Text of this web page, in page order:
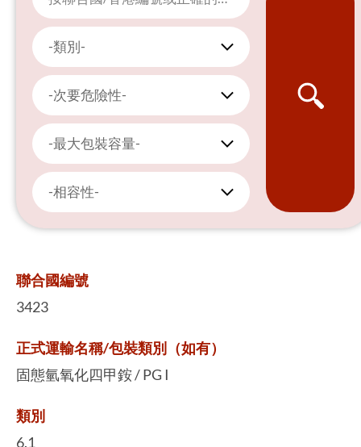
-類別-
-次要危險性-
-最大包裝容量-
-相容性-
聯合國編號
3423
正式運輸名稱/包裝類別（如有）
固態氫氧化四甲銨 / PG I
類別
6.1